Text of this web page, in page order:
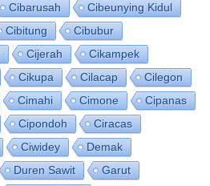
Cibarusah
Cibeunying Kidul
Cibitung
Cibubur
Cijerah
Cikampek
Cikupa Cilacap
Cilegon
Cimahi Cimone
Cipanas
Cipondoh
Ciracas
Ciwidey
Demak
Duren Sawit
Garut